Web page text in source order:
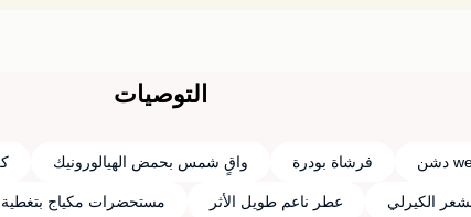
التوصيات
فرشاة بودرة واقٍ شمس بحمض الهيالورونيك
عطر ناعم طويل الأثر مستحضرات مكياج بتغطية